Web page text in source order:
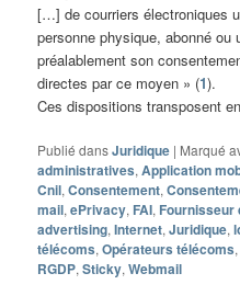
[…] de courriers électroniques
personne physique, abonné ou
préalablement son
directes par ce moyen » (1).
Ces dispositions transposent
Publié dansJuridique | Marqué
administratives,Application
Cnil,Consentement,
mail,ePrivacy, FAI, Fournisseur
advertising,Internet,Juridique,
télécoms,Opérateurs télécoms,
RGDP,Sticky,Webmail